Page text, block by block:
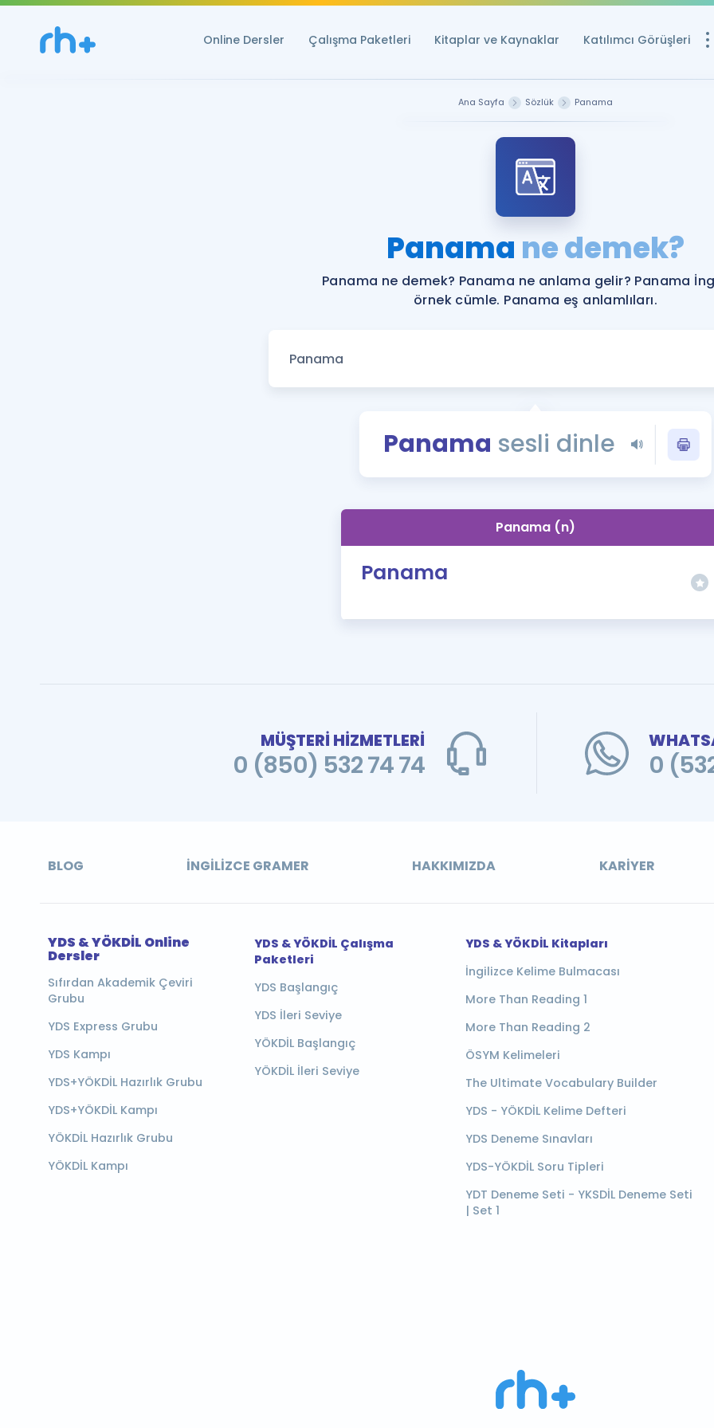
Online Dersler Çalışma Paketleri Kitaplar ve Kaynaklar Katılımcı Görüşleri
YDS ve YÖKDİL
Rehberlik Aracı
YDS ve YÖKDİL'e
Tüm ÖSYM
YDS - YÖKDİL
İngilizce Gramer
Ana Sayfa Sözlük Panama
Panama ne demek?
Panama ne demek? Panama ne anlama gelir? Panama
örnek cümle. Panama eş anlamlıları.
Panama sesli dinle
Panama (n)
Panama
MÜŞTERİ HİZMETLERİ
0 (850) 532 74 74 0
BLOG İNGILIZCE GRAMER HAKKIMIZDA KARIYER
YDS & YÖKDİL Online
Dersler
Sıfırdan Akademik Çeviri
Grubu
YDS Express Grubu
YDS Kampı
YDS+YÖKDİL Hazırlık Grubu
YDS+YÖKDİL Kampı
YÖKDİL Hazırlık Grubu
YÖKDİL Kampı
YDS & YÖKDİL Çalışma
Paketleri
YDS Başlangıç
YDS İleri Seviye
YÖKDİL Başlangıç
YÖKDİL İleri Seviye
YDS & YÖKDİL Kitapları
İngilizce Kelime Bulmacası
More Than Reading 1
More Than Reading 2
ÖSYM Kelimeleri
The Ultimate Vocabulary Builder
YDS - YÖKDİL Kelime Defteri
YDS Deneme Sınavları
YDS-YÖKDİL Soru Tipleri
YDT Deneme Seti - YKSDİL Deneme Seti
| Set 1